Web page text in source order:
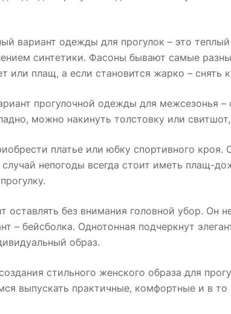
вариант одежды для прогулок – это
синтетики. Фасоны бывают самые
или плащ, а если становится жарко – снять
прогулочной одежды для межсезонья
можно накинуть толстовку или
платье или юбку спортивного
случай непогоды всегда стоит иметь плащ-
оставлять без внимания головной убор. Он
– бейсболка. Однотонная подчеркнут
образ.
стильного женского образа для
выпускать практичные, комфортные и в